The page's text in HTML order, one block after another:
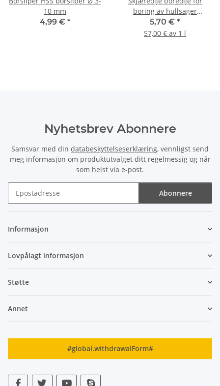
10 mm
4,99 € *
boring av hullsager
metallbor 100ml
5,70 € *
57,00 € av 1 l
Nyhetsbrev Abonnere
Samsvar med din databeskyttelseserklæring, vennligst send
meg informasjon om produktutvalget ditt regelmessig og når
som helst via e-post.
Abonnere
Informasjon
Lovpålagt informasjon
Støtte
Annet
#global.withdrawalForm#